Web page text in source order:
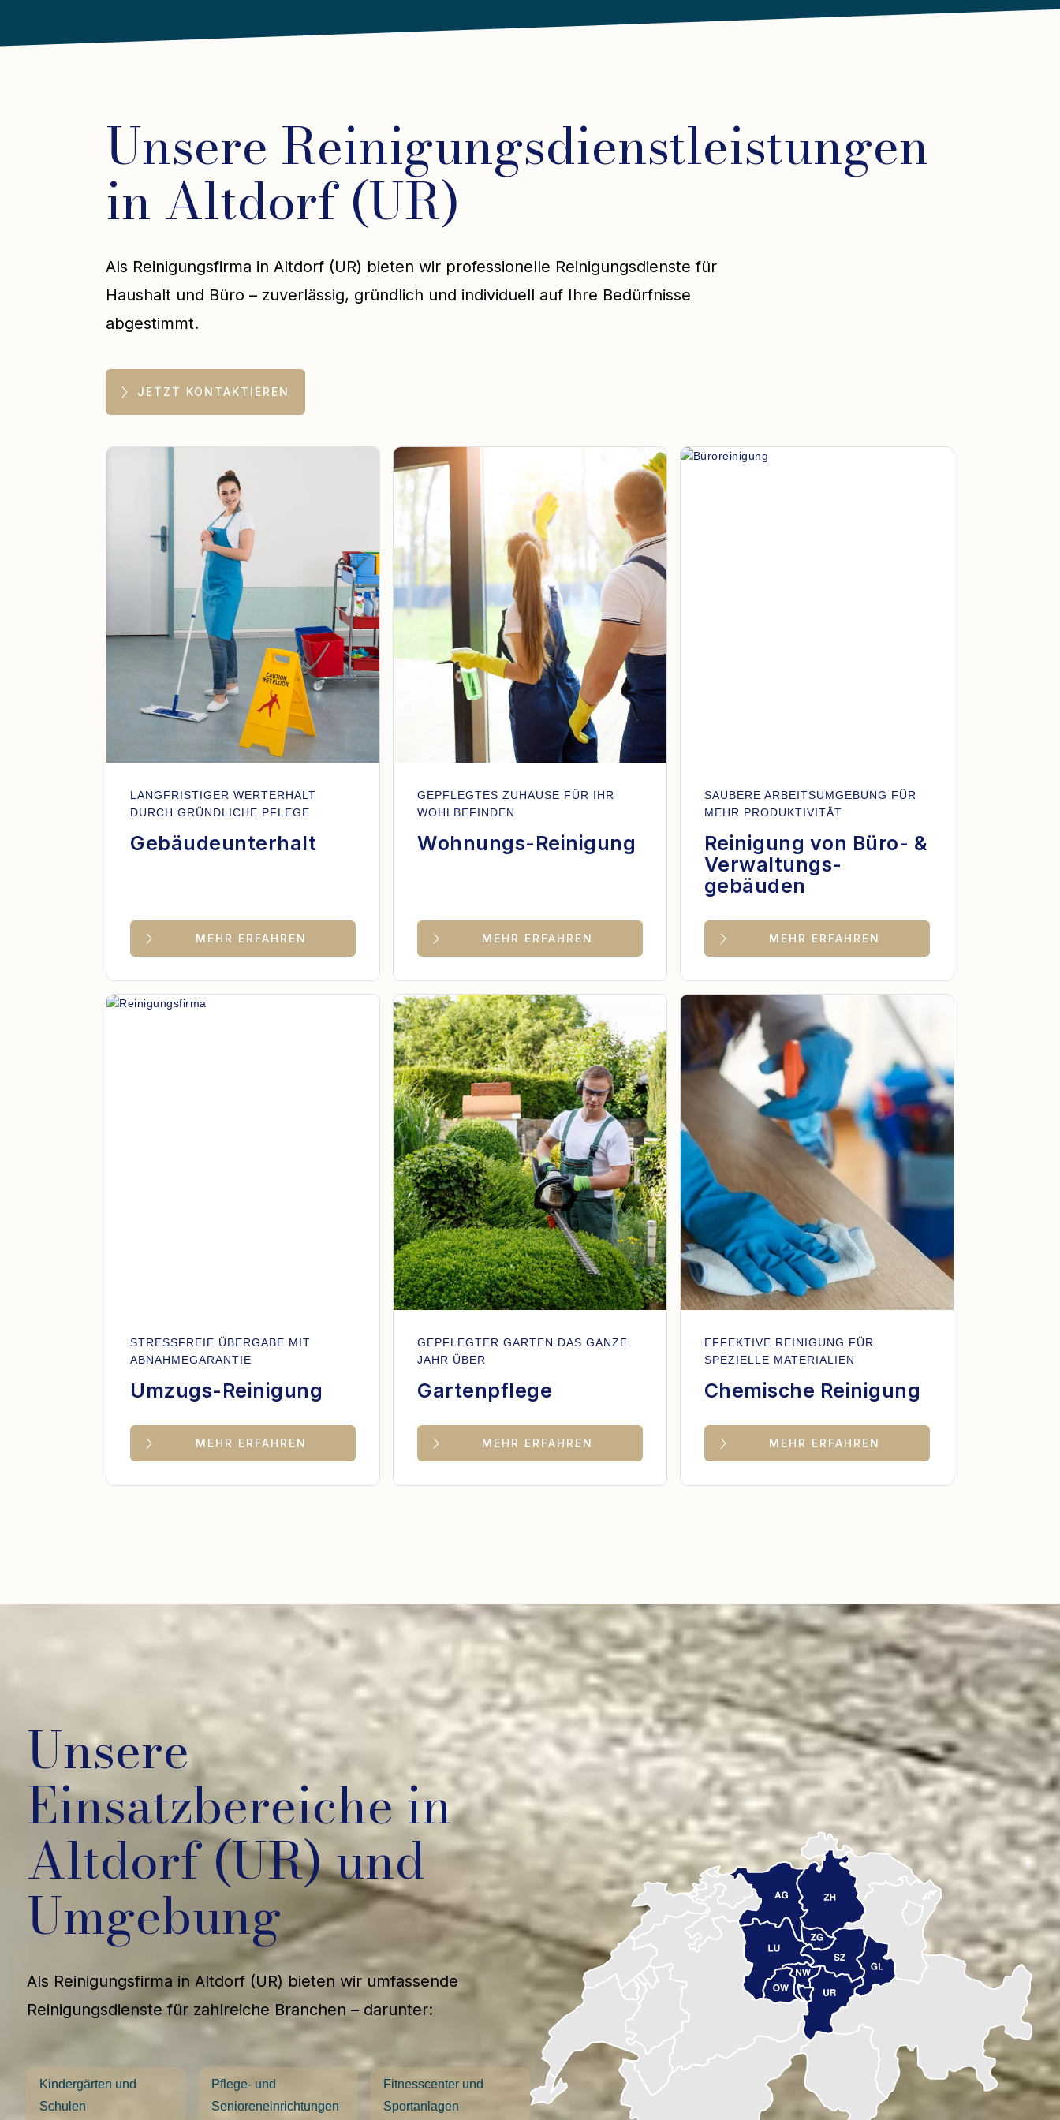
Unsere Reinigungsdienstleistungen
in Altdorf (UR)
Als Reinigungsfirma in Altdorf (UR) bieten wir professionelle Reinigungsdienste für
Haushalt und Büro – zuverlässig, gründlich und individuell auf Ihre Bedürfnisse
abgestimmt.
JETZT KONTAKTIEREN
LANGFRISTIGER WERTERHALT
DURCH GRÜNDLICHE PFLEGE
Gebäudeunterhalt
MEHR ERFAHREN
GEPFLEGTES ZUHAUSE FÜR IHR
WOHLBEFINDEN
Wohnungs-Reinigung
MEHR ERFAHREN
SAUBERE ARBEITSUMGEBUNG FÜR
MEHR PRODUKTIVITÄT
Reinigung von Büro- &
Verwaltungs-
gebäuden
MEHR ERFAHREN
STRESSFREIE ÜBERGABE MIT
ABNAHMEGARANTIE
Umzugs-Reinigung
MEHR ERFAHREN
GEPFLEGTER GARTEN DAS GANZE
JAHR ÜBER
Gartenpflege
MEHR ERFAHREN
EFFEKTIVE REINIGUNG FÜR
SPEZIELLE MATERIALIEN
Chemische Reinigung
MEHR ERFAHREN
Unsere
Einsatzbereiche in
Altdorf (UR) und
Umgebung
Als Reinigungsfirma in Altdorf (UR) bieten wir umfassende
Reinigungsdienste für zahlreiche Branchen – darunter:
Kindergärten und
Schulen
Pflege- und
Senioreneinrichtungen
Fitnesscenter und
Sportanlagen